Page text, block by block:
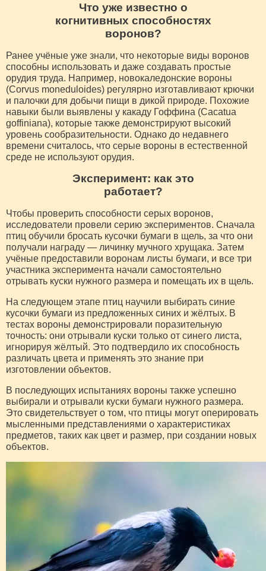
Что уже известно о
когнитивных способностях
воронов?
Ранее учёные уже знали, что некоторые виды воронов
способны использовать и даже создавать простые
орудия труда. Например, новокаледонские вороны
(Corvus moneduloides) регулярно изготавливают крючки
и палочки для добычи пищи в дикой природе. Похожие
навыки были выявлены у какаду Гоффина (Cacatua
goffiniana), которые также демонстрируют высокий
уровень сообразительности. Однако до недавнего
времени считалось, что серые вороны в естественной
среде не используют орудия.
Эксперимент: как это
работает?
Чтобы проверить способности серых воронов,
исследователи провели серию экспериментов. Сначала
птиц обучили бросать кусочки бумаги в щель, за что они
получали награду — личинку мучного хрущака. Затем
учёные предоставили воронам листы бумаги, и все три
участника эксперимента начали самостоятельно
отрывать куски нужного размера и помещать их в щель.
На следующем этапе птиц научили выбирать синие
кусочки бумаги из предложенных синих и жёлтых. В
тестах вороны демонстрировали поразительную
точность: они отрывали куски только от синего листа,
игнорируя жёлтый. Это подтвердило их способность
различать цвета и применять это знание при
изготовлении объектов.
В последующих испытаниях вороны также успешно
выбирали и отрывали куски бумаги нужного размера.
Это свидетельствует о том, что птицы могут оперировать
мысленными представлениями о характеристиках
предметов, таких как цвет и размер, при создании новых
объектов.